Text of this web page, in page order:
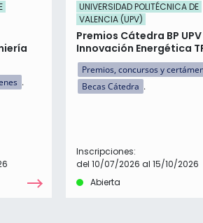
UNIVERSIDAD POLITÉCNICA DE
VALENCIA (UPV)
Premios Cátedra BP UPV
Innovación Energética
Premios, concursos y
Becas Cátedra
Inscripciones:
del 10/07/2026 al 15/10/2026
Abierta